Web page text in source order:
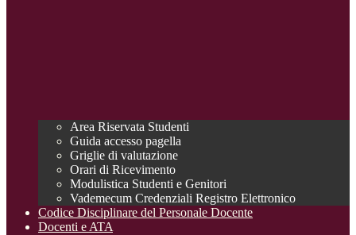
Area Riservata Studenti
Guida accesso pagella
Griglie di valutazione
Orari di Ricevimento
Modulistica Studenti e Genitori
Vademecum Credenziali Registro Elettronico
Codice Disciplinare del Personale Docente
Docenti e ATA